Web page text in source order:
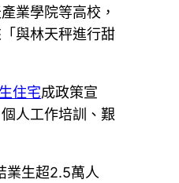
業學院等高校，
與林天秤進行甜
住宅成政策宣
人工作培訓、艱
業生超2.5萬人